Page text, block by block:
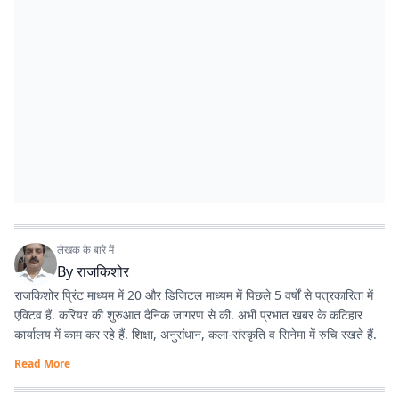
लेखक के बारे में
Byराजकिशोर
राजकिशोर प्रिंट माध्यम में 20 और डिजिटल माध्यम में पिछले 5 वर्षों से पत्रकारिता में
एक्टिव हैं. करियर की शुरुआत दैनिक जागरण से की. अभी प्रभात खबर के कटिहार
कार्यालय में काम कर रहे हैं. शिक्षा, अनुसंधान, कला-संस्कृति व सिनेमा में रुचि रखते हैं.
Read More